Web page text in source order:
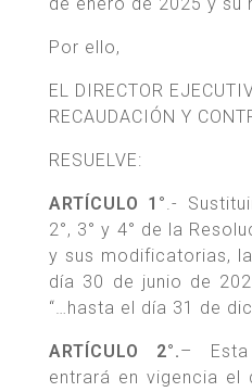
Por ello,
EL DIRECTOR
RECAUDACIÓN Y
RESUELVE:
ARTÍCULO 1°.-
2°, 3° y 4° de la
y sus modificatorias,
día 30 de junio de
“…hasta el día 31 de
ARTÍCULO 2°.– Esta
entrará en vigencia el